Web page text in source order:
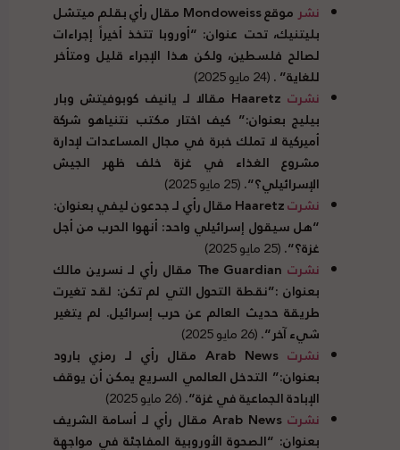
نشر
موقع Mondoweiss مقال رأي بقلم ميتشل
بليتنيك، تحت عنوان: “أوروبا تتخذ أخيراً إجراءات
لصالح فلسطين، ولكن هذا الإجراء قليل ومتأخر
للغاية” .(24 مايو 2025)
نشرت
Haaretz مقالا لـ يانيف كوبوفيتش وبار
بيليج بعنوان:” كيف اختار مكتب نتنياهو شركة
أميركية لا تملك خبرة في مجال المساعدات لإدارة
مشروع الغذاء في غزة خلف ظهر الجيش
الإسرائيلي؟“.(25 مايو 2025)
نشرتHaaretz مقال رأي لـ جدعون ليفي بعنوان
:
“هل سيقول إسرائيلي واحد: أنهوا الحرب من أجل
غزة؟“.(25 مايو 2025)
نشرت
The Guardian مقال رأي لـ نسرين مالك
بعنوان :”نقطة التحول التي لم تكن: لقد تغيرت
طريقة حديث العالم عن حرب إسرائيل. لم يتغير
شيء آخر“.(26 مايو 2025)
نشرت
Arab News مقال رأي لـ رمزي بارود
بعنوان:” التدخل العالمي السريع يمكن أن يوقف
الإبادة الجماعية في غزة“.(26 مايو 2025)
نشرت
Arab News مقال رأي لـ أسامة الشريف
بعنوان: “الصحوة الأوروبية المفاجئة في مواجهة